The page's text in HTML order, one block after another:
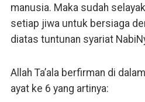
manusia. Maka sudah
setiap jiwa untuk bersiaga
diatas tuntunan syariat
Allah Ta’ala berfirman di
ayat ke 6 yang artinya: